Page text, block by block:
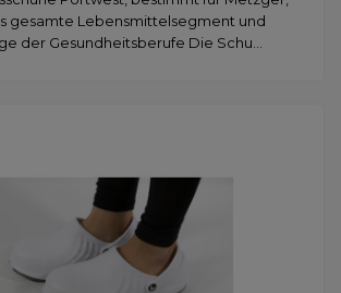
gesamte Lebensmittelsegment und
der Gesundheitsberufe Die Schu...